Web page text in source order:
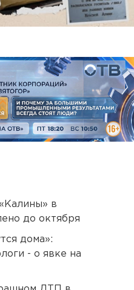
в
до октября
дома»:
- о явке на